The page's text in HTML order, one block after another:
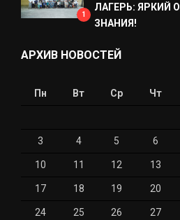
1
ЛАГЕРЬ: ЯРКИЙ
ЗНАНИЯ!
АРХИВ НОВОСТЕЙ
Пн Вт Ср Чт
3 4 5 6
10 11 12 13
17 18 19 20
24 25 26 27